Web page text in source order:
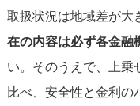
取扱状況は地域差が大
在の内容は必ず各金融
い。そのうえで、上乗
比べ、安全性と金利の